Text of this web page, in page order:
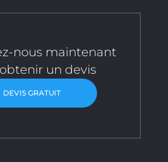
nous maintenant
un devis
DEVIS GRATUIT